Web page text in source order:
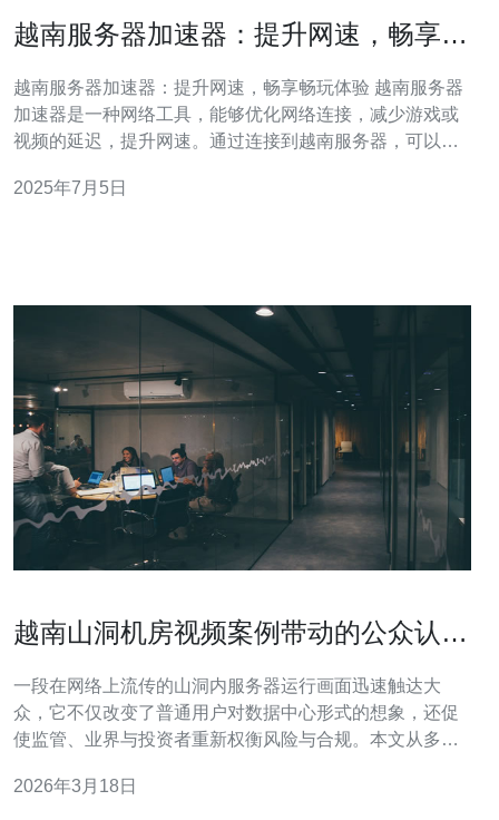
越南服务器加速器：提升网速，畅享畅
越南服务器加速器：提升网速，畅享畅玩体验 越南服务器
加速器是一种网络工具，能够优化网络连接，减少游戏或
视频的延迟，提升网速。通过连接到越南服务器，可以绕
网络体验。 在选择越南服务器加速器时，首先要考虑自己
2025年7月5日
越南山洞机房视频案例带动的公众认知
一段在网络上流传的山洞内服务器运行画面迅速触达大
众，它不仅改变了普通用户对数据中心形式的想象，还促
使监管、业界与投资者重新权衡风险与合规。本文从多个
对措施与市场预期的调整。 画面显示的是越南一处非传统
2026年3月18日